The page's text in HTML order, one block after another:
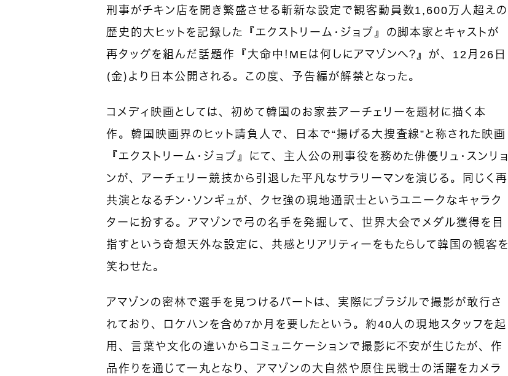
刑事がチキン店を開き繁盛させる斬新な設定で観客動員数1,600万人超えの
歴史的大ヒットを記録した『エクストリーム・ジョブ』の脚本家とキャストが
再タッグを組んだ話題作『大命中！MEは何しにアマゾンへ？』が、12月26日
（金）より日本公開される。この度、予告編が解禁となった。
コメディ映画としては、初めて韓国のお家芸アーチェリーを題材に描く本
作。韓国映画界のヒット請負人で、日本で“揚げる大捜査線”と称された映画
『エクストリーム・ジョブ』にて、主人公の刑事役を務めた俳優リュ・スンリョ
ンが、アーチェリー競技から引退した平凡なサラリーマンを演じる。同じく再
共演となるチン・ソンギュが、クセ強の現地通訳士というユニークなキャラク
ターに扮する。アマゾンで弓の名手を発掘して、世界大会でメダル獲得を目
指すという奇想天外な設定に、共感とリアリティーをもたらして韓国の観客を
笑わせた。
アマゾンの密林で選手を見つけるパートは、実際にブラジルで撮影が敢行さ
れており、ロケハンを含め7か月を要したという。約40人の現地スタッフを起
用、言葉や文化の違いからコミュニケーションで撮影に不安が生じたが、作
品作りを通じて一丸となり、アマゾンの大自然や原住民戦士の活躍をカメラ